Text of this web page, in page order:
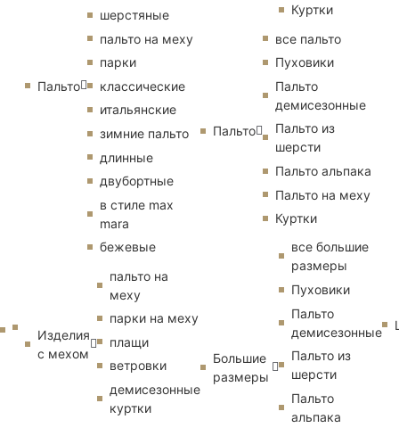
Пальто
шерстяные
пальто на меху
парки
классические
итальянские
зимние пальто
длинные
двубортные
в стиле max
mara
бежевые
Изделия
с мехом
пальто на
меху
парки на меху
плащи
ветровки
демисезонные
куртки
Куртки
Пальто
все пальто
Пуховики
Пальто
демисезонные
Пальто из
шерсти
Пальто альпака
Пальто на меху
Куртки
Большие
размеры
все большие
размеры
Пуховики
Пальто
демисезонные
Пальто из
шерсти
Пальто
альпака